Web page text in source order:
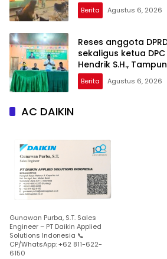
Berita Agustus 6, 2026
Reses anggota
sekaligus ketua
Hendrik S.H.,
Patam Indah Minta
Sarana Olahraga
Berita Agustus 6, 2026
AC DAIKIN
Gunawan Purba, S.T. Sales
Engineer – PT Daikin Applied
Solutions Indonesia 📞
CP/WhatsApp: +62 811-622-
6150